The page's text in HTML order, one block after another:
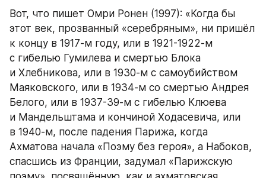
Вот, что пишет Омри Ронен (1997): «Когда бы
этот век, прозванный «серебряным», ни пришёл
к концу в 1917-м году, или в 1921-1922-м
с гибелью Гумилева и смертью Блока
и Хлебникова, или в 1930-м с самоубийством
Маяковского, или в 1934-м со смертью Андрея
Белого, или в 1937-39-м с гибелью Клюева
и Мандельштама и кончиной Ходасевича, или
в 1940-м, после падения Парижа, когда
Ахматова начала «Поэму без героя», а Набоков,
спасшись из Франции, задумал «Парижскую